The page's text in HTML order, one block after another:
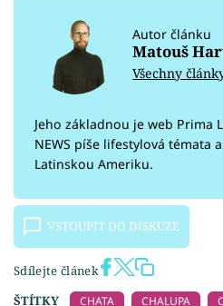
Autor článku
Matouš
Všechny
Jeho základnou je web Prima
NEWS píše lifestylová témata
Latinskou Ameriku.
VSTOUPIT DO DISKUZE
Sdílejte článek
ŠTÍTKY
CHATA CHALUPA